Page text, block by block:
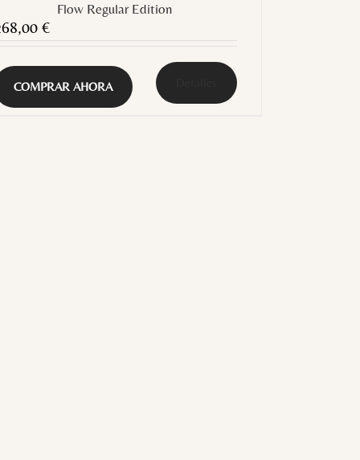
Flow Regular Edition
€
COMPRAR AHORA